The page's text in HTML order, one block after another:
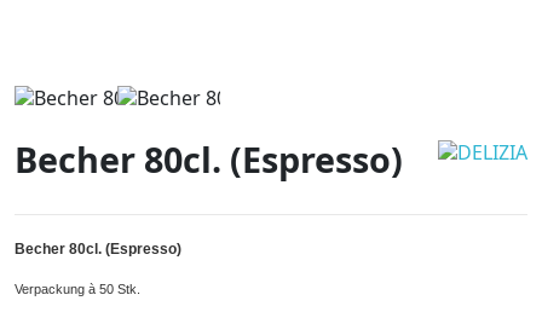
Becher 80cl. (Espresso)
Becher 80cl. (Espresso)
Verpackung à 50 Stk.